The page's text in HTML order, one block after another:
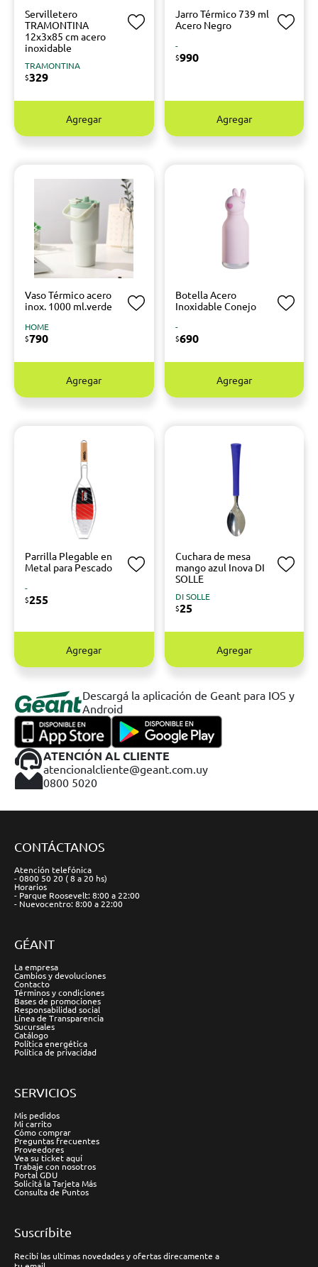
Servilletero
TRAMONTINA
12x3x85 cm acero
inoxidable
TRAMONTINA
$329
Agregar
Jarro Térmico 739 ml
Acero Negro
-
$990
Agregar
Vaso Térmico acero
inox. 1000 ml.verde
HOME
$790
Agregar
Botella Acero
Inoxidable Conejo
-
$690
Agregar
Parrilla Plegable en
Metal para Pescado
-
$255
Agregar
Cuchara de mesa
mango azul Inova DI
SOLLE
DI SOLLE
$25
Agregar
Descargá la aplicación de Geant para IOS y
Android
ATENCIÓN AL CLIENTE
atencionalcliente@geant.com.uy
0800 5020
CONTÁCTANOS
Atención telefónica
- 0800 50 20 ( 8 a 20 hs)
Horarios
- Parque Roosevelt: 8:00 a 22:00
- Nuevocentro: 8:00 a 22:00
GÉANT
La empresa
Cambios y devoluciones
Contacto
Términos y condiciones
Bases de promociones
Responsabilidad social
Línea de Transparencia
Sucursales
Catálogo
Política energética
Política de privacidad
SERVICIOS
Mis pedidos
Mi carrito
Cómo comprar
Preguntas frecuentes
Proveedores
Vea su ticket aquí
Trabaje con nosotros
Portal GDU
Solicitá la Tarjeta Más
Consulta de Puntos
Suscríbite
Recibí las ultimas novedades y ofertas direcamente a